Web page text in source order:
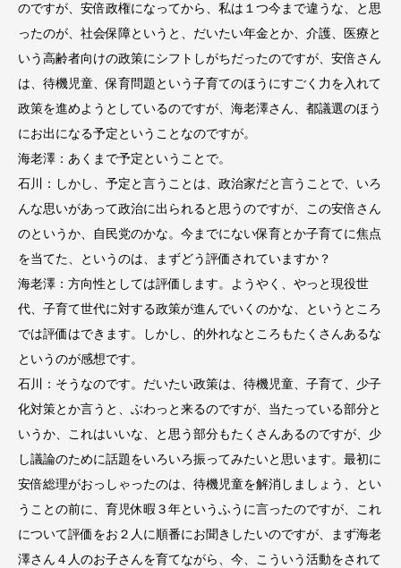
のですが、安倍政権になってから、私は１つ今まで違うな、と思
ったのが、社会保障というと、だいたい年金とか、介護、医療と
いう高齢者向けの政策にシフトしがちだったのですが、安倍さん
は、待機児童、保育問題という子育てのほうにすごく力を入れて
政策を進めようとしているのですが、海老澤さん、都議選のほう
にお出になる予定ということなのですが。
海老澤：あくまで予定ということで。
石川：しかし、予定と言うことは、政治家だと言うことで、いろ
んな思いがあって政治に出られると思うのですが、この安倍さん
のというか、自民党のかな。今までにない保育とか子育てに焦点
を当てた、というのは、まずどう評価されていますか？
海老澤：方向性としては評価します。ようやく、やっと現役世
代、子育て世代に対する政策が進んでいくのかな、というところ
では評価はできます。しかし、的外れなところもたくさんあるな
というのが感想です。
石川：そうなのです。だいたい政策は、待機児童、子育て、少子
化対策とか言うと、ぶわっと来るのですが、当たっている部分と
いうか、これはいいな、と思う部分もたくさんあるのですが、少
し議論のために話題をいろいろ振ってみたいと思います。最初に
安倍総理がおっしゃったのは、待機児童を解消しましょう、とい
うことの前に、育児休暇３年というふうに言ったのですが、これ
について評価をお２人に順番にお聞きしたいのですが、まず海老
澤さん４人のお子さんを育てながら、今、こういう活動をされて